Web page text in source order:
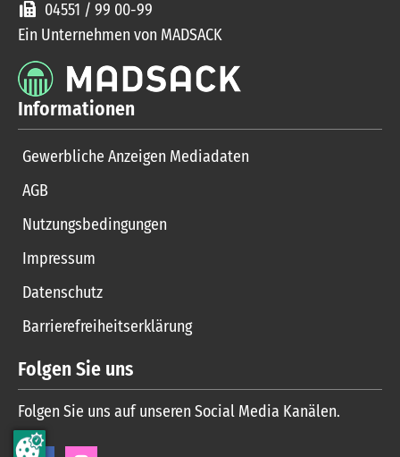
04551 / 99 00-99
Ein Unternehmen von MADSACK
Informationen
Gewerbliche Anzeigen Mediadaten
AGB
Nutzungsbedingungen
Impressum
Datenschutz
Barrierefreiheitserklärung
Folgen Sie uns
Folgen Sie uns auf unseren Social Media Kanälen.